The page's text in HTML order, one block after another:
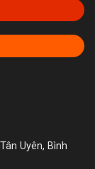
Uyên, Bình